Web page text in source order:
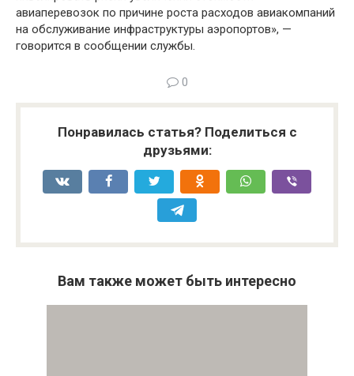
авиаперевозок по причине роста расходов авиакомпаний
на обслуживание инфраструктуры аэропортов», —
говорится в сообщении службы.
0
Понравилась статья? Поделиться с
друзьями:
Вам также может быть интересно